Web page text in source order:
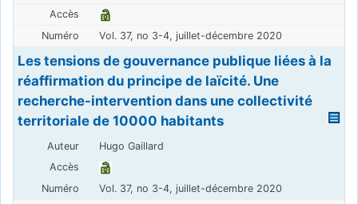
Vol. 37, no 3-4, juillet-décembre 2020
Les tensions de gouvernance publique liées à la
réaffirmation du principe de laïcité. Une
recherche-intervention dans une collectivité
territoriale de 10000 habitants
Hugo Gaillard
Vol. 37, no 3-4, juillet-décembre 2020